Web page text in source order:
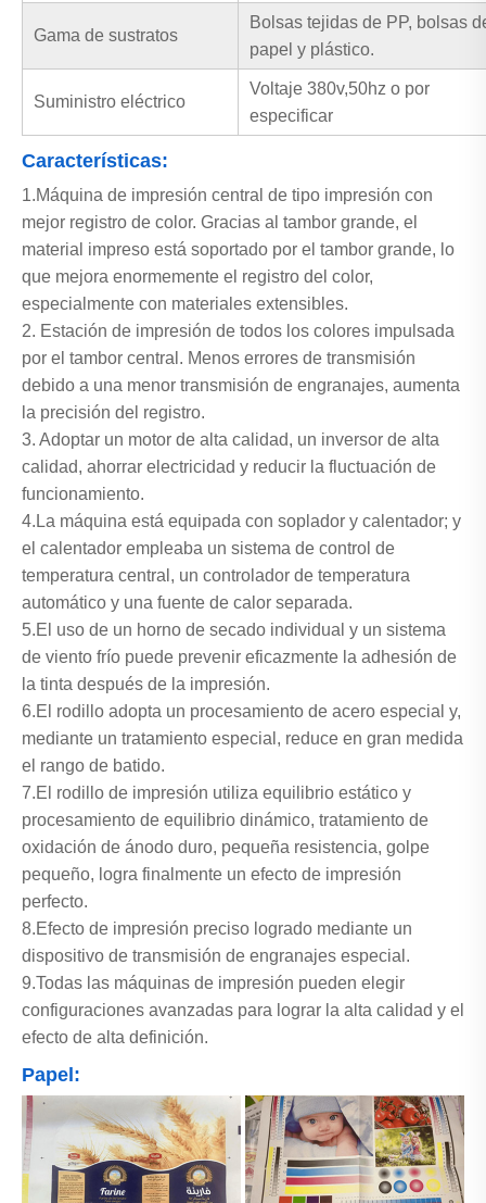
Gama de sustratos
Bolsas tejidas de PP, bolsas
papel y plástico.
Suministro eléctrico
Voltaje 380v,50hz o por
especificar
Características:
1.Máquina de impresión central de tipo impresión con
mejor registro de color. Gracias al tambor grande, el
material impreso está soportado por el tambor grande, lo
que mejora enormemente el registro del color,
especialmente con materiales extensibles.
2. Estación de impresión de todos los colores impulsada
por el tambor central. Menos errores de transmisión
debido a una menor transmisión de engranajes, aumenta
la precisión del registro.
3. Adoptar un motor de alta calidad, un inversor de alta
calidad, ahorrar electricidad y reducir la fluctuación de
funcionamiento.
4.La máquina está equipada con soplador y calentador; y
el calentador empleaba un sistema de control de
temperatura central, un controlador de temperatura
automático y una fuente de calor separada.
5.El uso de un horno de secado individual y un sistema
de viento frío puede prevenir eficazmente la adhesión de
la tinta después de la impresión.
6.El rodillo adopta un procesamiento de acero especial y,
mediante un tratamiento especial, reduce en gran medida
el rango de batido.
7.El rodillo de impresión utiliza equilibrio estático y
procesamiento de equilibrio dinámico, tratamiento de
oxidación de ánodo duro, pequeña resistencia, golpe
pequeño, logra finalmente un efecto de impresión
perfecto.
8.Efecto de impresión preciso logrado mediante un
dispositivo de transmisión de engranajes especial.
9.Todas las máquinas de impresión pueden elegir
configuraciones avanzadas para lograr la alta calidad y el
efecto de alta definición.
Papel: